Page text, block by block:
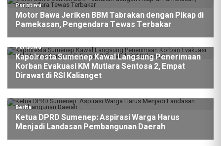
Peristiwa
Motor Bawa Jeriken BBM Tabrakan dengan Pikap di
Pamekasan, Pengendara Tewas Terbakar
Peristiwa
Kapolresta Sumenep Kawal Langsung Penerimaan
Korban Evakuasi KM Mutiara Sentosa 2, Empat
Dirawat di RSI Kalianget
Berita
Ketua DPRD Sumenep: Aspirasi Warga Harus
Menjadi Landasan Pembangunan Daerah